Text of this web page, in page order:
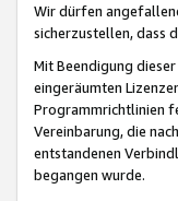
Wir dürfen
sicherzustellen, dass
Mit Beendigung
eingeräumten
Programmrichtlinien
Vereinbarung, die
entstandenen
begangen wurde.